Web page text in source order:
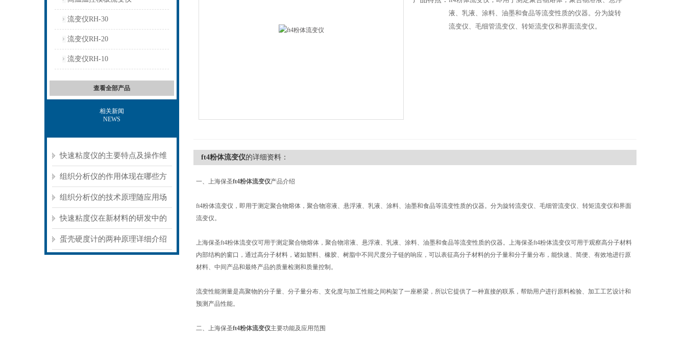
流变仪RH-30
流变仪RH-20
流变仪RH-10
查看全部产品
相关新闻
NEWS
快速粘度仪的主要特点及操作维
护方式
组织分析仪的作用体现在哪些方
面？
组织分析仪的技术原理随应用场
景不同存在明显差异
快速粘度仪在新材料的研发中的
应用
蛋壳硬度计的两种原理详细介绍
液、乳液、涂料、油墨和食品等流变性质的仪器。分为旋转
流变仪、毛细管流变仪、转矩流变仪和界面流变仪。
ft4粉体流变仪的详细资料：
一、上海保圣ft4粉体流变仪产品介绍
ft4粉体流变仪，即用于测定聚合物熔体，聚合物溶液、悬浮液、乳液、涂料、油墨和食品等流变性质的仪器。分为旋转流变仪、毛细管流变仪、转矩流变仪和界面
流变仪。
上海保圣ft4粉体流变仪可用于测定聚合物熔体，聚合物溶液、悬浮液、乳液、涂料、油墨和食品等流变性质的仪器。上海保圣ft4粉体流变仪可用于观察高分子材料
内部结构的窗口，通过高分子材料，诸如塑料、橡胶、树脂中不同尺度分子链的响应，可以表征高分子材料的分子量和分子量分布，能快速、简便、有效地进行原
材料、中间产品和最终产品的质量检测和质量控制。
流变性能测量是高聚物的分子量、分子量分布、支化度与加工性能之间构架了一座桥梁，所以它提供了一种直接的联系，帮助用户进行原料检验、加工工艺设计和
预测产品性能。
二、上海保圣ft4粉体流变仪主要功能及应用范围